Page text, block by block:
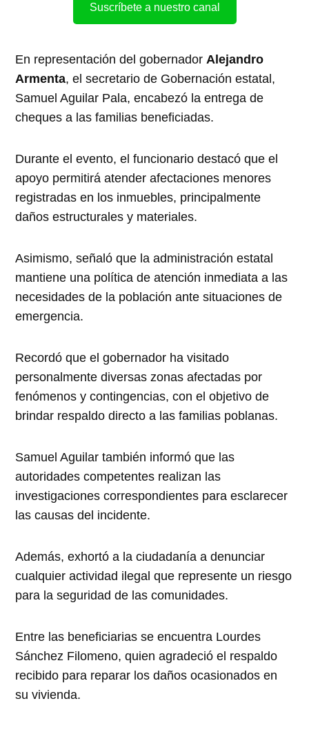
Suscríbete a nuestro canal
En representación del gobernador Alejandro
Armenta, el secretario de Gobernación estatal,
Samuel Aguilar Pala, encabezó la entrega de
cheques a las familias beneficiadas.
Durante el evento, el funcionario destacó que el
apoyo permitirá atender afectaciones menores
registradas en los inmuebles, principalmente
daños estructurales y materiales.
Asimismo, señaló que la administración estatal
mantiene una política de atención inmediata a las
necesidades de la población ante situaciones de
emergencia.
Recordó que el gobernador ha visitado
personalmente diversas zonas afectadas por
fenómenos y contingencias, con el objetivo de
brindar respaldo directo a las familias poblanas.
Samuel Aguilar también informó que las
autoridades competentes realizan las
investigaciones correspondientes para esclarecer
las causas del incidente.
Además, exhortó a la ciudadanía a denunciar
cualquier actividad ilegal que represente un riesgo
para la seguridad de las comunidades.
Entre las beneficiarias se encuentra Lourdes
Sánchez Filomeno, quien agradeció el respaldo
recibido para reparar los daños ocasionados en
su vivienda.